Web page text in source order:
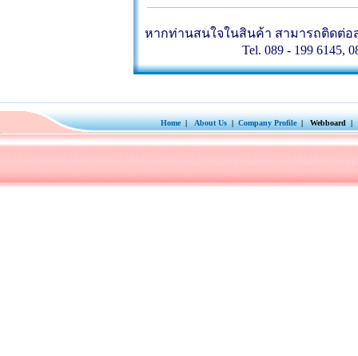
หากท่านสนใจในสินค้า สามารถติดต่
Tel. 089 - 199 6145,
Home|About Us|Company Profile| Webboard |